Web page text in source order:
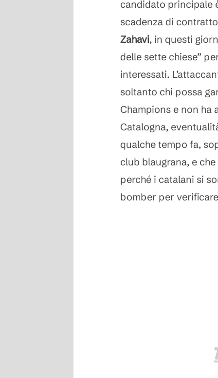
candidato principale
scadenza di
Zahavi, in questi
delle sette chiese”
interessati.
soltanto chi possa
Champions e non ha
Catalogna,
qualche tempo fa,
club blaugrana, e
perché i catalani si
bomber per